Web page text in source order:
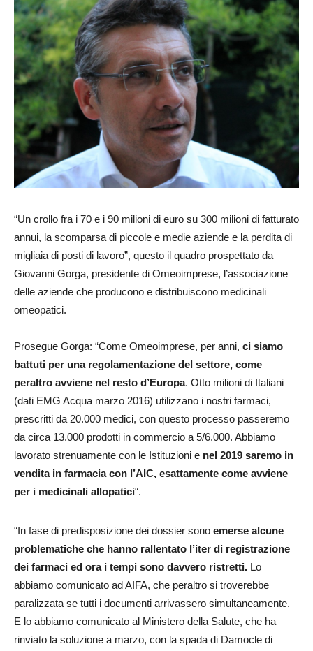
“Un crollo fra i 70 e i 90 milioni di euro su 300 milioni di fatturato
annui, la scomparsa di piccole e medie aziende e la perdita di
migliaia di posti di lavoro”, questo il quadro prospettato da
Giovanni Gorga, presidente di Omeoimprese, l’associazione
delle aziende che producono e distribuiscono medicinali
omeopatici.
Prosegue Gorga: “Come Omeoimprese, per anni, ci siamo
battuti per una regolamentazione del settore, come
peraltro avviene nel resto d’Europa. Otto milioni di Italiani
(dati EMG Acqua marzo 2016) utilizzano i nostri farmaci,
prescritti da 20.000 medici, con questo processo passeremo
da circa 13.000 prodotti in commercio a 5/6.000. Abbiamo
lavorato strenuamente con le Istituzioni e nel 2019 saremo in
vendita in farmacia con l’AIC, esattamente come avviene
per i medicinali allopatici“.
“In fase di predisposizione dei dossier sono emerse alcune
problematiche che hanno rallentato l’iter di registrazione
dei farmaci ed ora i tempi sono davvero ristretti. Lo
abbiamo comunicato ad AIFA, che peraltro si troverebbe
paralizzata se tutti i documenti arrivassero simultaneamente.
E lo abbiamo comunicato al Ministero della Salute, che ha
rinviato la soluzione a marzo, con la spada di Damocle di